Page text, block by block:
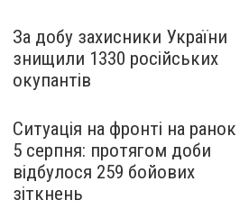
За добу захисники України
знищили 1330 російських
окупантів
Ситуація на фронті на ранок
5 серпня: протягом доби
відбулося 259 бойових
зіткнень